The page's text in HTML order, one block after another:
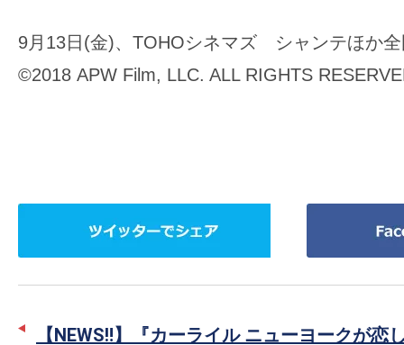
9月13日(金)、TOHOシネマズ シャンテほか
©2018 APW Film, LLC. ALL RIGHTS
ー
【NEWS‼️】『カーライル ニューヨークが恋